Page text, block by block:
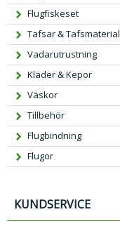
Flugfiskeset
Tafsar & Tafsmaterial
Vadarutrustning
Kläder & Kepor
Väskor
Tillbehör
Flugbindning
Flugor
KUNDSERVICE